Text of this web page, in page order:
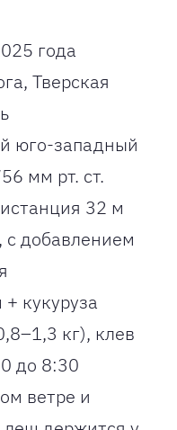
года
Тверская
юго-западный
мм рт. ст.
32 м
добавлением
кукуруза
кг), клев
до 8:30
ветре и